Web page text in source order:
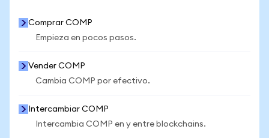
Comprar COMP
Empieza en pocos pasos.
Vender COMP
Cambia COMP por efectivo.
Intercambiar COMP
Intercambia COMP en y entre blockchains.